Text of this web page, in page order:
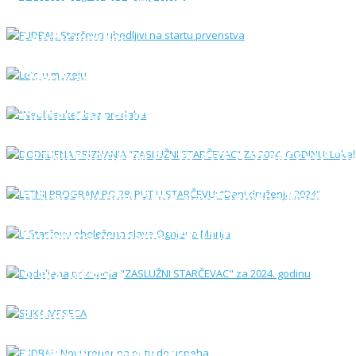
Leto u muzeju
“Neolićanke“ bez predaha
DODELJENA PRIZNANJA “ZASLUŽNI
LETNJI PROGRAM PO 28. PUT U STARČEVU:
U Starčevu obeležena slava Ognjena Marija
Dodeljena priznanja "ZASLUŽNI STARČEVAC"
SLIKA MESECA
FUDBAL: Novi trener na putu do uspeha